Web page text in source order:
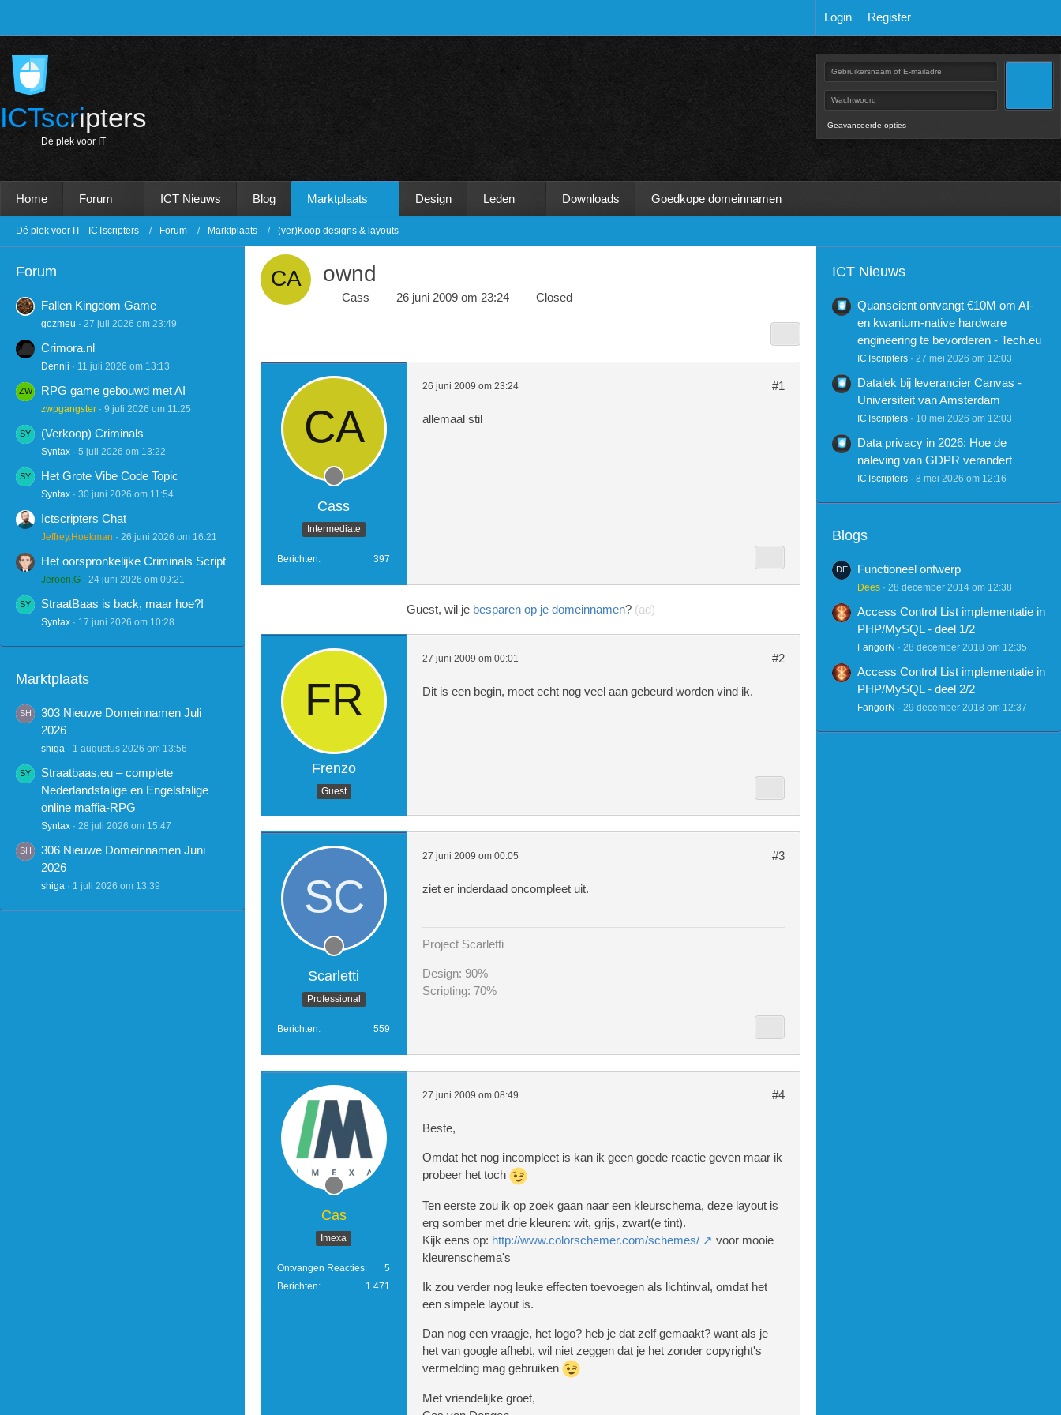
Login Register
ICTscripters
Dé p e k voor T
Geavanceerde opties
Home Forum ICT Nieuws Blog Marktplaats Design Leden Downloads Goedkope domeinnamen
Dé plek voor IT - ICTscripters Forum Marktplaats (ver)Koop designs & layouts
Forum
Fallen Kingdom Game
gozmeu 27 juli 2026 om 23:49
Crimora.nl
Dennii 11 juli 2026 om 13:13
RPG game gebouwd met AI
zwpgangster 9 juli 2026 om 11:25
(Verkoop) Criminals
Syntax 5 juli 2026 om 13:22
Het Grote Vibe Code Topic
Syntax 30 juni 2026 om 11:54
Ictscripters Chat
Jeffrey.Hoekman 26 juni 2026 om 16:21
Het oorspronkelijke Criminals Script
Jeroen.G 24 juni 2026 om 09:21
StraatBaas is back, maar hoe?!
Syntax 17 juni 2026 om 10:28
Marktplaats
303 Nieuwe Domeinnamen Juli
2026
shiga 1 augustus 2026 om 13:56
Straatbaas.eu – complete
Nederlandstalige en Engelstalige
online maffia-RPG
Syntax 28 juli 2026 om 15:47
306 Nieuwe Domeinnamen Juni
2026
shiga 1 juli 2026 om 13:39
ownd
Cass 26 juni 2009 om 23:24 Closed
Cass
Intermediate
Berichten 397
26 juni 2009 om 23:24 #1
allemaal stil
Guest, wil je besparen op je domeinnamen? (ad)
Frenzo
Guest
27 juni 2009 om 00:01 #2
Dit is een begin, moet echt nog veel aan gebeurd worden vind ik.
Scarletti
Professional
Berichten 559
27 juni 2009 om 00:05 #3
ziet er inderdaad oncompleet uit.
Project Scarletti
Design: 90%
Scripting: 70%
Cas
Imexa
Ontvangen Reacties
5
Berichten
1.471
27 juni 2009 om 08:49 #4
Beste,
Omdat het nog incompleet is kan ik geen goede reactie geven maar ik
probeer het toch
Ten eerste zou ik op zoek gaan naar een kleurschema, deze layout is
erg somber met drie kleuren: wit, grijs, zwart(e tint).
Kijk eens op: http://www.colorschemer.com/schemes/
voor mooie
kleurenschema's
Ik zou verder nog leuke effecten toevoegen als lichtinval, omdat het
een simpele layout is.
Dan nog een vraagje, het logo? heb je dat zelf gemaakt? want als je
het van google afhebt, wil niet zeggen dat je het zonder copyright's
vermelding mag gebruiken
Met vriendelijke groet,
ICT Nieuws
Quanscient ontvangt €10M om AI-
en kwantum-native hardware
engineering te bevorderen - Tech.eu
ICTscripters 27 mei 2026 om 12:03
Datalek bij leverancier Canvas -
Universiteit van Amsterdam
ICTscripters 10 mei 2026 om 12:03
Data privacy in 2026: Hoe de
naleving van GDPR verandert
ICTscripters 8 mei 2026 om 12:16
Blogs
Functioneel ontwerp
Dees 28 december 2014 om 12:38
Access Control List implementatie in
PHP/MySQL - deel 1/2
FangorN 28 december 2018 om 12:35
Access Control List implementatie in
PHP/MySQL - deel 2/2
FangorN 29 december 2018 om 12:37